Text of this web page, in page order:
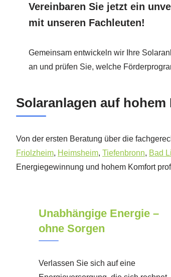
Vereinbaren Sie jetzt ein
mit unseren Fachleuten!
Gemeinsam entwickeln wir Ihre
an und prüfen Sie, welche
Solaranlagen auf
Von der ersten Beratung über die
Friolzheim, Heimsheim, Tiefenbronn, Bad
Energiegewinnung und hohem Komfort
Unabhängige Energie –
ohne Sorgen
Verlassen Sie sich auf eine